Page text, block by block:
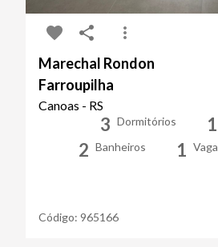
Marechal Rondon
Farroupilha
Canoas - RS
3 Dormitórios 1
2 Banheiros 1 Vaga
Código: 965166